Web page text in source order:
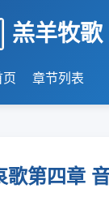
羔羊牧歌
页 章节列表
歌第四章